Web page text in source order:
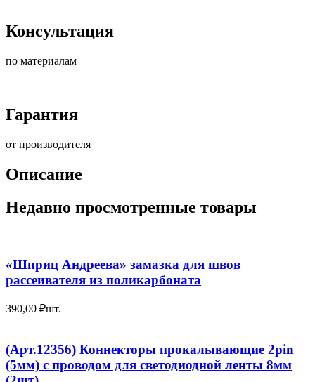
Консультация
по материалам
Гарантия
от производителя
Описание
Недавно просмотренные товары
«Шприц Андреева» замазка для швов
рассеивателя из поликарбоната
390,00 ₽шт.
(Арт.12356) Коннекторы прокалывающие 2pin
(5мм) с проводом для светодиодной ленты 8мм